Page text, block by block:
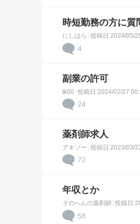
時短勤務の方に質
にしはら 投稿日:2024/05/
4
副業の許可
tk00 投稿日:2024/02/27
24
薬剤師求人
アキゾー 投稿日:2023/03/
72
年収とか
そのへんの薬剤師 投稿日
58